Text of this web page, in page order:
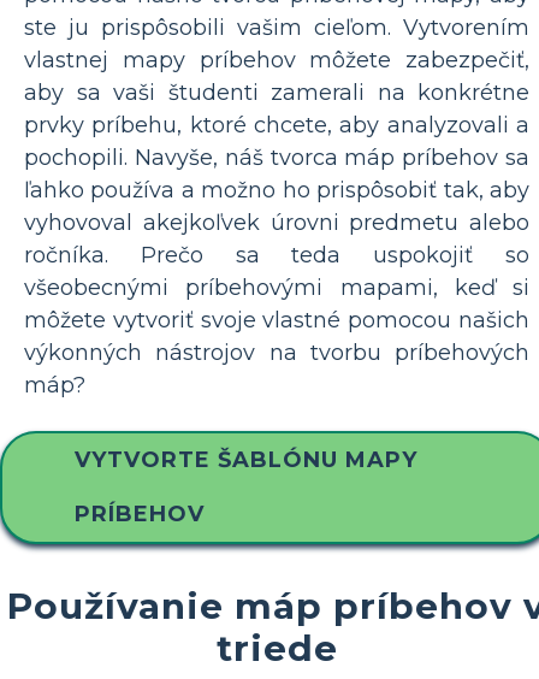
ste ju prispôsobili vašim cieľom. Vytvorením
vlastnej mapy príbehov môžete zabezpečiť,
aby sa vaši študenti zamerali na konkrétne
prvky príbehu, ktoré chcete, aby analyzovali a
pochopili. Navyše, náš tvorca máp príbehov sa
ľahko používa a možno ho prispôsobiť tak, aby
vyhovoval akejkoľvek úrovni predmetu alebo
ročníka. Prečo sa teda uspokojiť so
všeobecnými príbehovými mapami, keď si
môžete vytvoriť svoje vlastné pomocou našich
výkonných nástrojov na tvorbu príbehových
máp?
VYTVORTE ŠABLÓNU MAPY
PRÍBEHOV
Používanie máp príbehov
triede